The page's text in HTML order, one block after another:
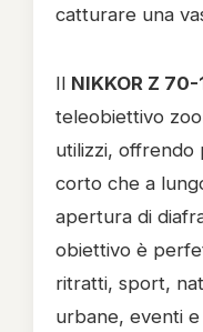
catturare una
Il NIKKOR Z
teleobiettivo
utilizzi, offrendo
corto che a
apertura di
obiettivo è
ritratti, sport,
urbane, eventi